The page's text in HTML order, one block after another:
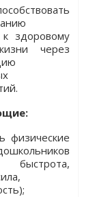
здоровому
через
физические
быстрота,